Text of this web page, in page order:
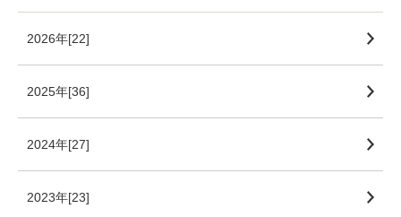
2026年[22]
2025年[36]
2024年[27]
2023年[23]